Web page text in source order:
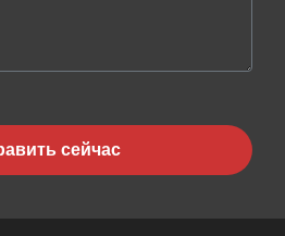
сейчас